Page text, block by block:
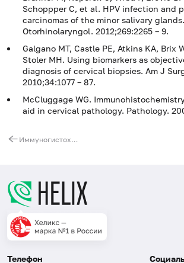
Schoppper C, et al. HPV infection and
carcinomas of the minor salivary
Otorhinolaryngol. 2012;269:2265 – 9.
Galgano MT, Castle PE, Atkins KA, Brix
Stoler MH. Using biomarkers as
diagnosis of cervical biopsies. Am J
2010;34:1077 – 87.
McCluggage WG.
aid in cervical pathology. Pathology.
Иммуногистохимическое исследование клинического материала (с использованием 2 антител)
Телефон